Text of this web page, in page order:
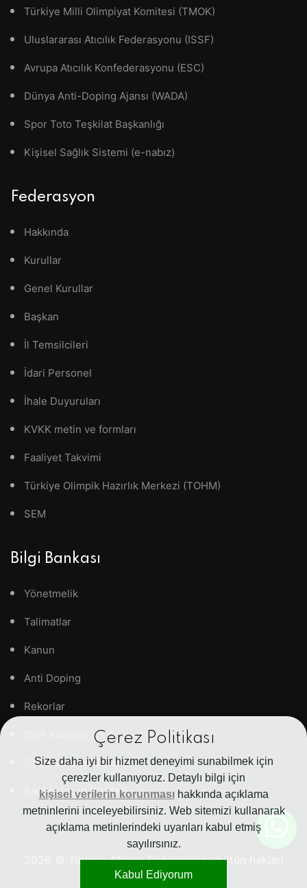
Çerez Politikası
Size daha iyi bir hizmet deneyimi sunabilmek için
çerezler kullanıyoruz. Detaylı bilgi için
kişisel verilerin korunmasıhakkında açıklama
metninlerini inceleyebilirsiniz. Web sitemizi kullanarak
açıklama metinlerindeki uyarıları kabul etmiş
sayılırsınız.
Kabul Ediyorum
Türkiye Milli Olimpiyat Komitesi (TMOK)
Uluslararası Atıcılık Federasyonu (ISSF)
Avrupa Atıcılık Konfederasyonu (ESC)
Dünya Anti-Doping Ajansı (WADA)
Spor Toto Teşkilat Başkanlığı
Kişisel Sağlık Sistemi (e-nabız)
Federasyon
Hakkında
Kurullar
Genel Kurullar
Başkan
İl Temsilcileri
İdari Personel
İhale Duyuruları
KVKK metin ve formları
Faaliyet Takvimi
Türkiye Olimpik Hazırlık Merkezi (TOHM)
SEM
Bilgi Bankası
Yönetmelik
Talimatlar
Kanun
Anti Doping
Rekorlar
Sıkça Sorulan Sorular
Banka Hesap Bilgileri
© Türkiye Atıcılık Federasyonu bütün hakları
saklıdır.